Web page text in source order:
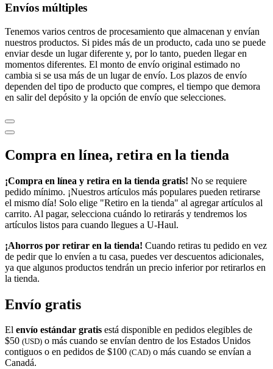
Envíos múltiples
Tenemos varios centros de procesamiento que almacenan y envían
nuestros productos. Si pides más de un producto, cada uno se puede
enviar desde un lugar diferente y, por lo tanto, pueden llegar en
momentos diferentes. El monto de envío original estimado no
cambia si se usa más de un lugar de envío. Los plazos de envío
dependen del tipo de producto que compres, el tiempo que demora
en salir del depósito y la opción de envío que selecciones.
Compra en línea, retira en la tienda
¡Compra en línea y retira en la tienda gratis! No se requiere
pedido mínimo. ¡Nuestros artículos más populares pueden retirarse
el mismo día! Solo elige "Retiro en la tienda" al agregar artículos al
carrito. Al pagar, selecciona cuándo lo retirarás y tendremos los
artículos listos para cuando llegues a U-Haul.
¡Ahorros por retirar en la tienda! Cuando retiras tu pedido en vez
de pedir que lo envíen a tu casa, puedes ver descuentos adicionales,
ya que algunos productos tendrán un precio inferior por retirarlos en
la tienda.
Envío gratis
El envío estándar gratis está disponible en pedidos elegibles de
$50 (USD) o más cuando se envían dentro de los Estados Unidos
contiguos o en pedidos de $100 (CAD) o más cuando se envían a
Canadá.